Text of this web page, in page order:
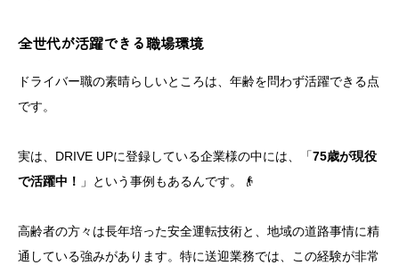
全世代が活躍できる職場環境
ドライバー職の素晴らしいところは、年齢を問わず活躍できる点
です。
実は、DRIVE UPに登録している企業様の中には、「75歳が現役
で活躍中！
」という事例もあるんです。👴
高齢者の方々は長年培った安全運転技術と、地域の道路事情に精
通している強みがあります。特に送迎業務では、この経験が非常